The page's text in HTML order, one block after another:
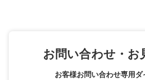
お問い合わせ・お
お客様お問い合わせ専用ダ